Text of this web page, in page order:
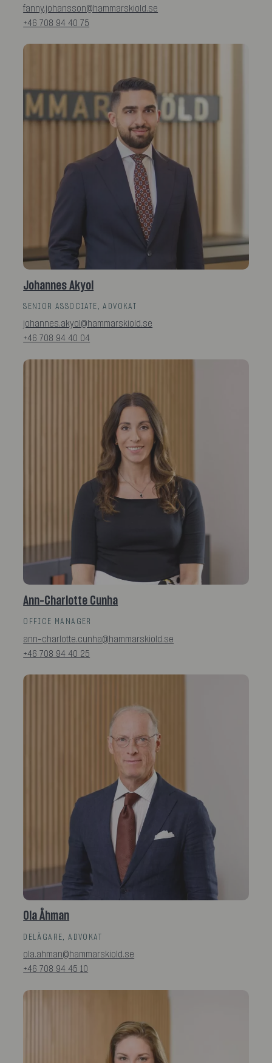
fanny.johansson@hammarskiold.se
+46 708 94 40 75
Johannes Akyol
SENIOR ASSOCIATE, ADVOKAT
johannes.akyol@hammarskiold.se
+46 708 94 40 04
Ann-Charlotte Cunha
OFFICE MANAGER
ann-charlotte.cunha@hammarskiold.se
+46 708 94 40 25
Ola Åhman
DELÄGARE, ADVOKAT
ola.ahman@hammarskiold.se
+46 708 94 45 10